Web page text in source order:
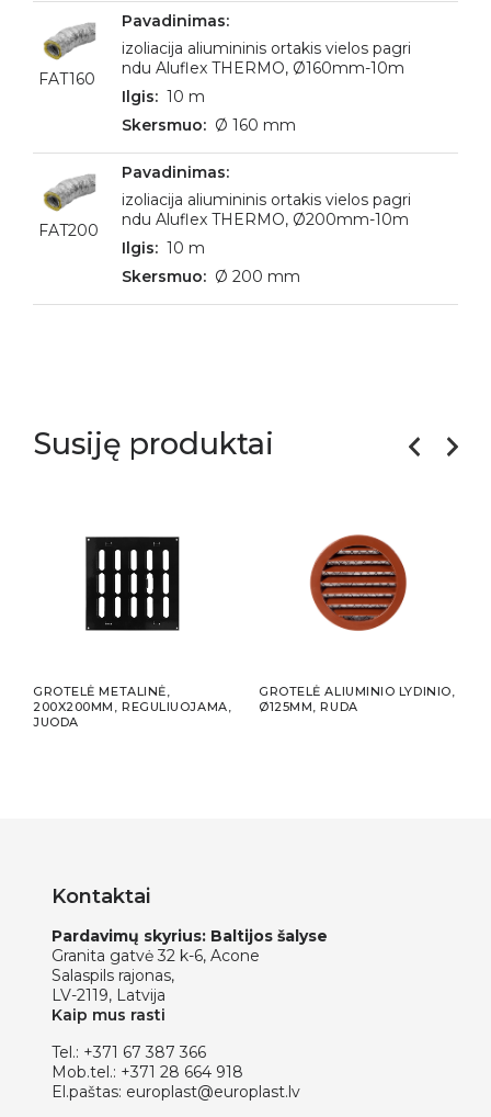
FAT160
izoliacija aliumininis ortakis vielos pagri
ndu Aluflex THERMO, Ø160mm-10m
10 m
Ø 160 mm
FAT200
izoliacija aliumininis ortakis vielos pagri
ndu Aluflex THERMO, Ø200mm-10m
10 m
Ø 200 mm
Susiję produktai
GROTELĖ METALINĖ,
200X200MM, REGULIUOJAMA,
JUODA
GROTELĖ ALIUMINIO LYDINIO,
Ø125MM, RUDA
Kontaktai
Pardavimų skyrius: Baltijos šalyse
Granita gatvė 32 k-6, Acone
Salaspils rajonas,
LV-2119, Latvija
Kaip mus rasti
Tel.: +371 67 387 366
Mob.tel.: +371 28 664 918
El.paštas: europlast@europlast.lv